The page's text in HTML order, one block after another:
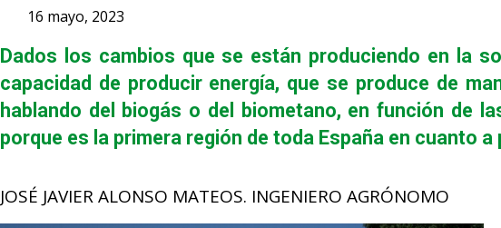
16 mayo, 2023
Dados los cambios que se están produciendo en la
capacidad de producir energía, que se produce de
hablando del biogás o del biometano, en función de
porque es la primera región de toda España en cuanto a
JOSÉ JAVIER ALONSO MATEOS. INGENIERO AGRÓNOMO